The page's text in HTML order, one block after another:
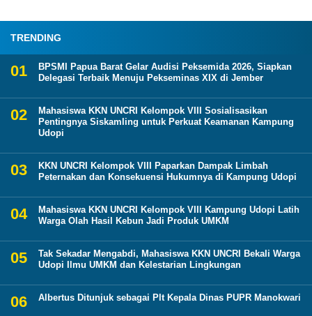
TRENDING
BPSMI Papua Barat Gelar Audisi Peksemida 2026, Siapkan
Delegasi Terbaik Menuju Pekseminas XIX di Jember
Mahasiswa KKN UNCRI Kelompok VIII Sosialisasikan
Pentingnya Siskamling untuk Perkuat Keamanan Kampung
Udopi
KKN UNCRI Kelompok VIII Paparkan Dampak Limbah
Peternakan dan Konsekuensi Hukumnya di Kampung Udopi
Mahasiswa KKN UNCRI Kelompok VIII Kampung Udopi Latih
Warga Olah Hasil Kebun Jadi Produk UMKM
Tak Sekadar Mengabdi, Mahasiswa KKN UNCRI Bekali Warga
Udopi Ilmu UMKM dan Kelestarian Lingkungan
Albertus Ditunjuk sebagai Plt Kepala Dinas PUPR Manokwari